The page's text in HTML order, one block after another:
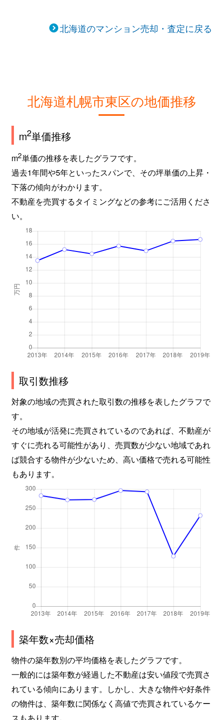
北海道のマンション売却・査定に戻る
北海道札幌市東区の地価推移
m2単価推移
m2単価の推移を表したグラフです。
過去1年間や5年といったスパンで、その坪単価の上昇・
下落の傾向がわかります。
不動産を売買するタイミングなどの参考にご活用くださ
い。
取引数推移
対象の地域の売買された取引数の推移を表したグラフで
す。
その地域が活発に売買されているのであれば、不動産が
すぐに売れる可能性があり、売買数が少ない地域であれ
ば競合する物件が少ないため、高い価格で売れる可能性
もあります。
築年数×売却価格
物件の築年数別の平均価格を表したグラフです。
一般的には築年数が経過した不動産は安い値段で売買さ
れている傾向にあります。しかし、大きな物件や好条件
の物件は、築年数に関係なく高値で売買されているケー
スもあります。